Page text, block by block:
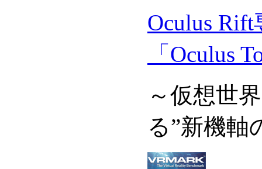
Oculus
「Oculus
～仮想世
る”新機軸